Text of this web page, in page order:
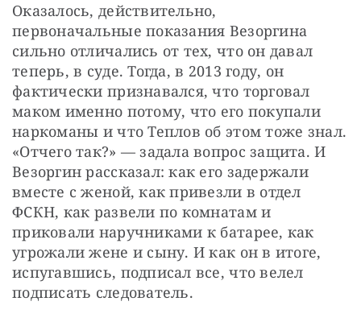
Оказалось, действительно,
первоначальные показания Везоргина
сильно отличались от тех, что он давал
теперь, в суде. Тогда, в 2013 году, он
фактически признавался, что торговал
маком именно потому, что его покупали
наркоманы и что Теплов об этом тоже знал.
«Отчего так?» — ​задала вопрос защита. И
Везоргин рассказал: как его задержали
вместе с женой, как привезли в отдел
ФСКН, как развели по комнатам и
приковали наручниками к батарее, как
угрожали жене и сыну. И как он в итоге,
испугавшись, подписал все, что велел
подписать следователь.